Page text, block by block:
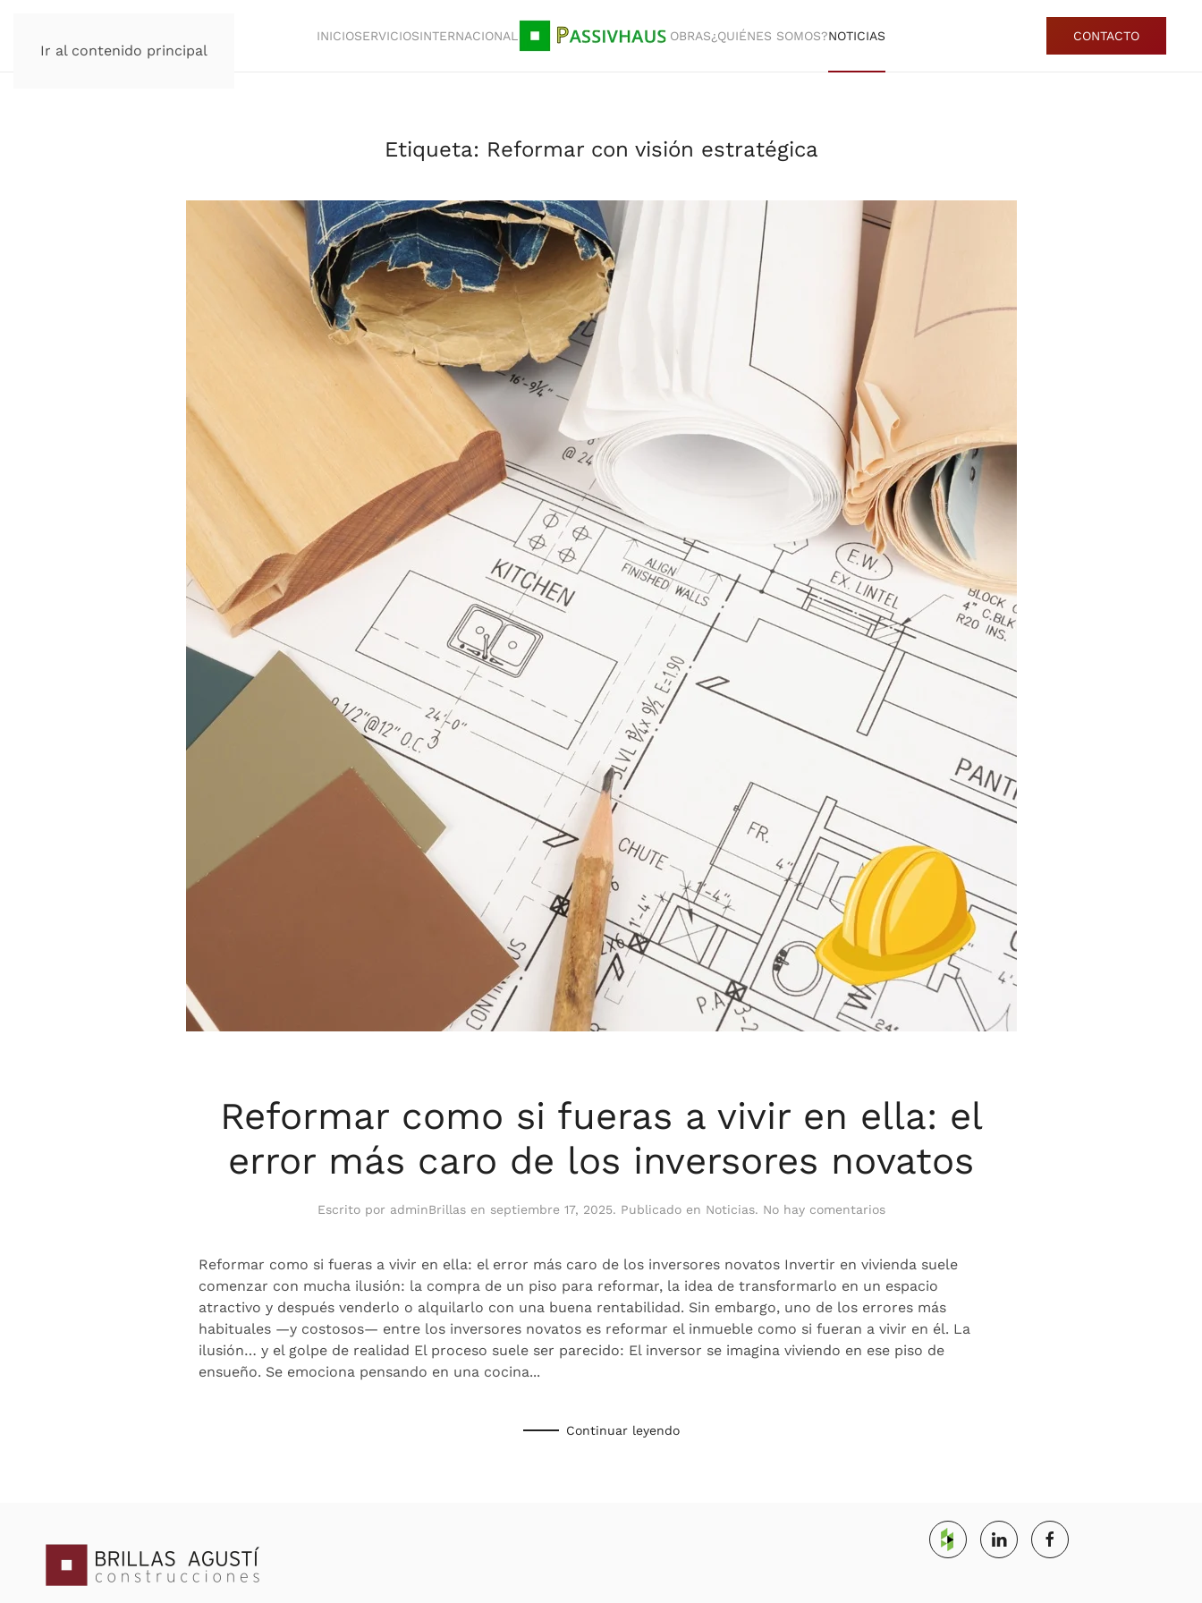
Ir al contenido principal
INICIOSERVICIOSINTERNACIONAL OBRAS¿QUIÉNES SOMOS?NOTICIAS CONTACTO
Etiqueta: Reformar con visión estratégica
Reformar como si fueras a vivir en ella: el
error más caro de los inversores novatos
Escrito por adminBrillasen septiembre 17, 2025. Publicado en Noticias. No hay comentariosen
si
a
vivir
en
ella:
Reformar como si fueras a vivir en ella: el error más caro de los inversores novatos Invertir en vivienda suele
comenzar con mucha ilusión: la compra de un piso para reformar, la idea de transformarlo en un espacio
atractivo y después venderlo o alquilarlo con una buena rentabilidad. Sin embargo, uno de los errores más
habituales —y costosos— entre los inversores novatos es reformar el inmueble como si fueran a vivir en él. La
ilusión… y el golpe de realidad El proceso suele ser parecido: El inversor se imagina viviendo en ese piso de
ensueño. Se emociona pensando en una cocina...
Continuar leyendo